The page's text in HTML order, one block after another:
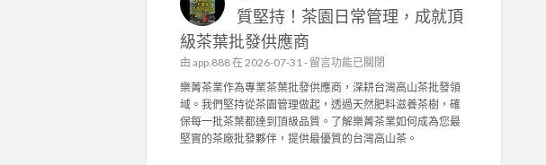
質堅持！茶園日常管理，成就頂
級茶葉批發供應商
由 app.888在 2026-07-31 - 在
〈
樂
菁
茶
業
留言功能已關閉
樂菁茶業作為專業茶葉批發供應商，深耕台灣高山茶批發領
域。我們堅持從茶園管理做起，透過天然肥料滋養茶樹，確
保每一批茶葉都達到頂級品質。了解樂菁茶業如何成為您最
堅實的茶廠批發夥伴，提供最優質的台灣高山茶。